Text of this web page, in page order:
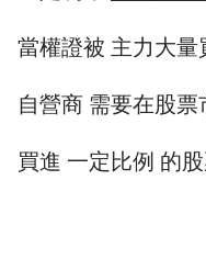
當權證被 主力大量
自營商 需要在股票
買進 一定比例 的